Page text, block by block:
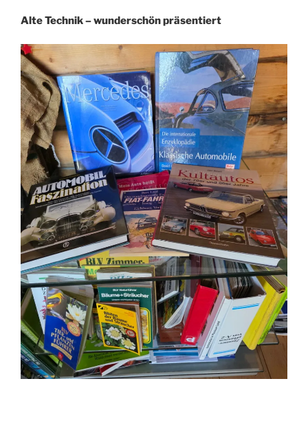
Alte Technik – wunderschön präsentiert